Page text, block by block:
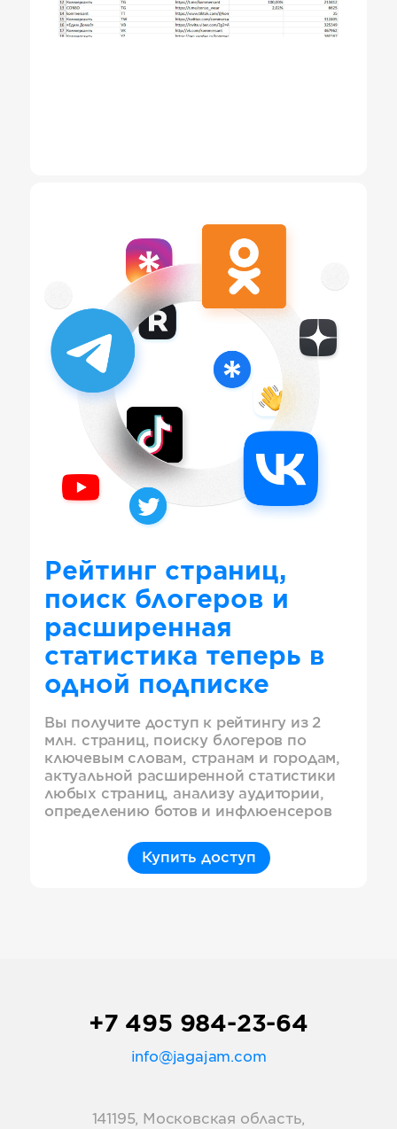
Рейтинг страниц,
поиск блогеров и
расширенная
статистика теперь в
одной подписке
Вы получите доступ к рейтингу из 2
млн. страниц, поиску блогеров по
ключевым словам, странам и городам,
актуальной расширенной статистики
любых страниц, анализу аудитории,
определению ботов и инфлюенсеров
Купить доступ
+7 495 984-23-64
info@jagajam.com
141195, Московская область,